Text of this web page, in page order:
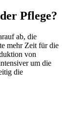
Pflege?
ab, die
mehr Zeit für die
von
um die
die